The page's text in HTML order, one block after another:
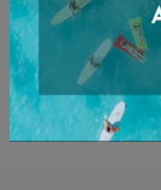
Anta con presa